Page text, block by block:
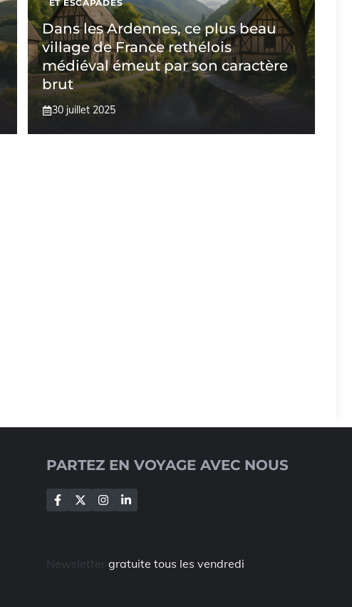
ET ESCAPADES
Dans les Ardennes, ce plus beau
village de France rethélois
médiéval émeut par son caractère
brut
30 juillet 2025
PARTEZ EN VOYAGE AVEC NOUS
Newsletter gratuite tous les vendredi